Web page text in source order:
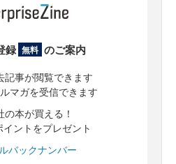
録 無料 のご案内
記事が閲覧できます
マガを受信できます
の本が買える！
ントをプレゼント
バックナンバー